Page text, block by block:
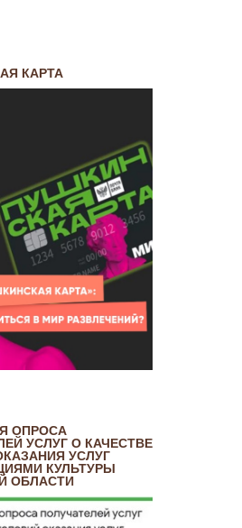
КАРТА
ОПРОСА
УСЛУГ О КАЧЕСТВЕ
УСЛУГ
КУЛЬТУРЫ
ОБЛАСТИ